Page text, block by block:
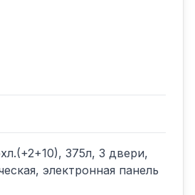
375л, 3 двери,
электронная панель